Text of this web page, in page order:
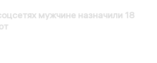
мужчине назначили 18